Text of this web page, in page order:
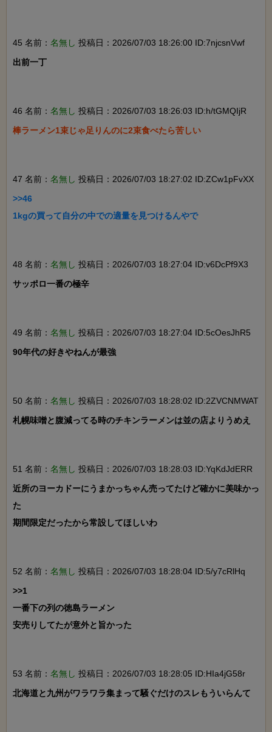
45 名前： 名無し 投稿日：2026/07/03 18:26:00 ID:7njcsnVwf
出前一丁
46 名前： 名無し 投稿日：2026/07/03 18:26:03 ID:h/tGMQIjR
棒ラーメン1束じゃ足りんのに2束食べたら苦しい
47 名前： 名無し 投稿日：2026/07/03 18:27:02 ID:ZCw1pFvXX
>>46
1kgの買って自分の中での適量を見つけるんやで
48 名前： 名無し 投稿日：2026/07/03 18:27:04 ID:v6DcPf9X3
サッポロ一番の極辛
49 名前： 名無し 投稿日：2026/07/03 18:27:04 ID:5cOesJhR5
90年代の好きやねんが最強
50 名前： 名無し 投稿日：2026/07/03 18:28:02 ID:2ZVCNMWAT
札幌味噌と腹減ってる時のチキンラーメンは並の店よりうめえ
51 名前： 名無し 投稿日：2026/07/03 18:28:03 ID:YqKdJdERR
近所のヨーカドーにうまかっちゃん売ってたけど確かに美味かっ
た
期間限定だったから常設してほしいわ
52 名前： 名無し 投稿日：2026/07/03 18:28:04 ID:5/y7cRlHq
>>1
一番下の列の徳島ラーメン
安売りしてたが意外と旨かった
53 名前： 名無し 投稿日：2026/07/03 18:28:05 ID:HIa4jG58r
北海道と九州がワラワラ集まって騒ぐだけのスレもういらんて